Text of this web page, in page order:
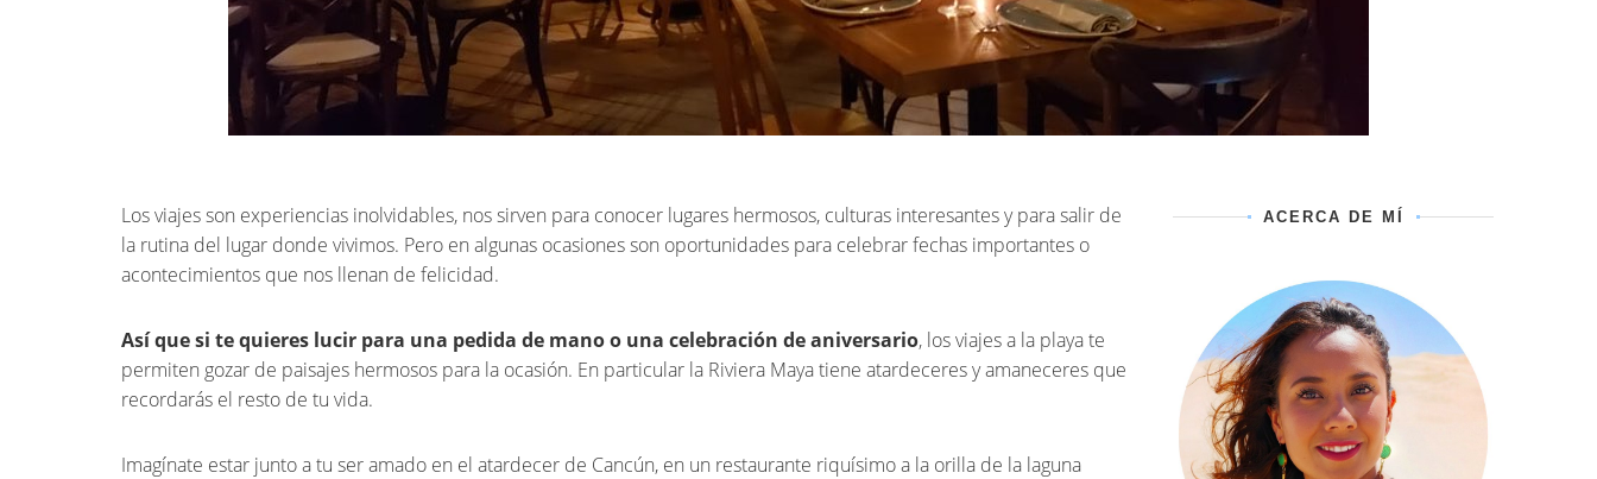
Los viajes son experiencias inolvidables, nos sirven para conocer lugares hermosos, culturas interesantes y para salir de
la rutina del lugar donde vivimos. Pero en algunas ocasiones son oportunidades para celebrar fechas importantes o
acontecimientos que nos llenan de felicidad.
Así que si te quieres lucir para una pedida de mano o una celebración de aniversario, los viajes a la playa te
permiten gozar de paisajes hermosos para la ocasión. En particular la Riviera Maya tiene atardeceres y amaneceres que
recordarás el resto de tu vida.
Imagínate estar junto a tu ser amado en el atardecer de Cancún, en un restaurante riquísimo a la orilla de la laguna
ACERCA DE MÍ